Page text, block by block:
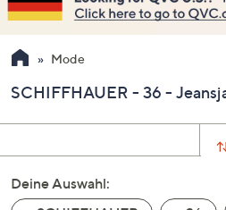
sind,
verwenden
Sie
Pfeiltasten
nach
und
nach
unten
Mode
SCHIFFHAUER - 36 -
Deine Auswahl: